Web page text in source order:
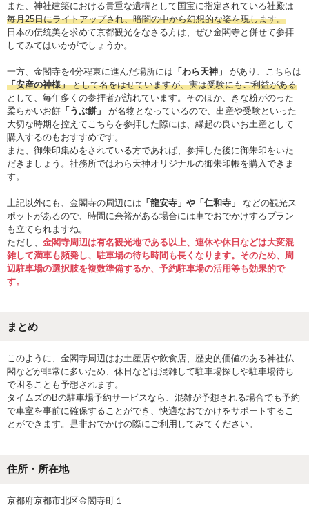
また、神社建築における貴重な遺構として国宝に指定されている社殿は
毎月25日にライトアップされ、暗闇の中から幻想的な姿を現します。
日本の伝統美を求めて京都観光をなさる方は、ぜひ金閣寺と併せて参拝
してみてはいかがでしょうか。
一方、金閣寺を4分程東に進んだ場所には 「わら天神」
があり、こちらは
「安産の神様」として名をはせていますが、実は受験にもご利益がある
として、毎年多くの参拝者が訪れています。そのほか、きな粉がのった
柔らかいお餅 「うぶ餅」
が名物となっているので、出産や受験といった
大切な時期を控えてこちらを参拝した際には、縁起の良いお土産として
購入するのもおすすめです。
また、御朱印集めをされている方であれば、参拝した後に御朱印をいた
だきましょう。社務所ではわら天神オリジナルの御朱印帳を購入できま
す。
上記以外にも、金閣寺の周辺には 「龍安寺」や「仁和寺」
などの観光ス
ポットがあるので、時間に余裕がある場合には車でおでかけするプラン
も立てられますね。
ただし、 金閣寺周辺は有名観光地である以上、連休や休日などは大変混
雑して満車も頻発し、駐車場の待ち時間も長くなります。そのため、周
辺駐車場の選択肢を複数準備するか、予約駐車場の活用等も効果的で
す。
まとめ
このように、金閣寺周辺はお土産店や飲食店、歴史的価値のある神社仏
閣などが非常に多いため、休日などは混雑して駐車場探しや駐車場待ち
で困ることも予想されます。
タイムズのBの駐車場予約サービスなら、混雑が予想される場合でも予約
で車室を事前に確保することができ、快適なおでかけをサポートするこ
とができます。是非おでかけの際にご利用してみてください。
住所・所在地
京都府京都市北区金閣寺町１